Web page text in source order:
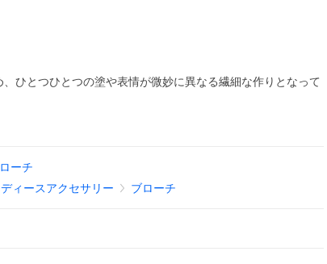
ひとつひとつの塗や表情が微妙に異なる繊細な作りとなって
ーチ
ディースアクセサリー ブローチ